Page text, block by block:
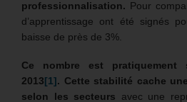
professionnalisation. Pour
d’apprentissage ont été signés
baisse de près de 3%.
Ce nombre est
2013[1]. Cette stabilité cache
selon les secteurs avec une